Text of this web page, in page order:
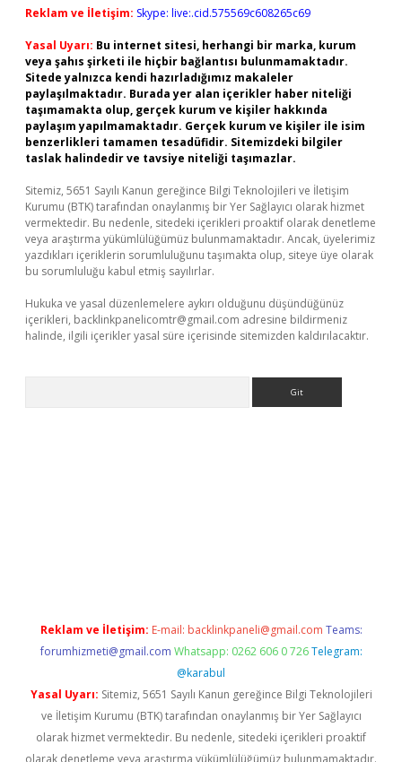
Reklam ve İletişim: Skype: live:.cid.575569c608265c69
Yasal Uyarı: Bu internet sitesi, herhangi bir marka, kurum
veya şahıs şirketi ile hiçbir bağlantısı bulunmamaktadır.
Sitede yalnızca kendi hazırladığımız makaleler
paylaşılmaktadır. Burada yer alan içerikler haber niteliği
taşımamakta olup, gerçek kurum ve kişiler hakkında
paylaşım yapılmamaktadır. Gerçek kurum ve kişiler ile isim
benzerlikleri tamamen tesadüfidir. Sitemizdeki bilgiler
taslak halindedir ve tavsiye niteliği taşımazlar.
Sitemiz, 5651 Sayılı Kanun gereğince Bilgi Teknolojileri ve İletişim
Kurumu (BTK) tarafından onaylanmış bir Yer Sağlayıcı olarak hizmet
vermektedir. Bu nedenle, sitedeki içerikleri proaktif olarak denetleme
veya araştırma yükümlülüğümüz bulunmamaktadır. Ancak, üyelerimiz
yazdıkları içeriklerin sorumluluğunu taşımakta olup, siteye üye olarak
bu sorumluluğu kabul etmiş sayılırlar.
Hukuka ve yasal düzenlemelere aykırı olduğunu düşündüğünüz
içerikleri, backlinkpanelicomtr@gmail.com adresine bildirmeniz
halinde, ilgili içerikler yasal süre içerisinde sitemizden kaldırılacaktır.
Reklam ve İletişim: E-mail: backlinkpaneli@gmail.com Teams:
forumhizmeti@gmail.com Whatsapp: 0262 606 0 726 Telegram:
@karabul
Yasal Uyarı: Sitemiz, 5651 Sayılı Kanun gereğince Bilgi Teknolojileri
ve İletişim Kurumu (BTK) tarafından onaylanmış bir Yer Sağlayıcı
olarak hizmet vermektedir. Bu nedenle, sitedeki içerikleri proaktif
olarak denetleme veya araştırma yükümlülüğümüz bulunmamaktadır.